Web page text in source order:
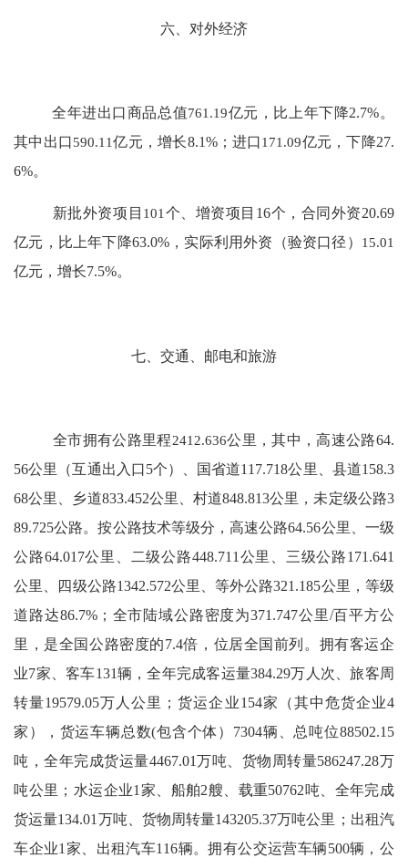
六、对外经济
全年进出口商品总值761.19亿元，比上年下降2.7%。
其中出口590.11亿元，增长8.1%；进口171.09亿元，下降27.
6%。
新批外资项目 101个、增资项目 16个，合同外资20.69
亿元，比上年下降63.0%，实际利用外资（验资口径） 15.01
亿元，增长7.5%。
七、交通、邮电和旅游
全市拥有公路里程2412.636公里，其中，高速公路64.
56公里（互通出入口 5个）、国省道117.718公里、县道158.3
68公里、乡道833.452公里、村道848.813公里，未定级公路3
89.725公路。按公路技术等级分，高速公路64.56公里、一级
公路64.017公里、二级公路448.711公里、三级公路171.641
公里、四级公路1342.572公里、等外公路321.185公里，等级
道路达86.7%；全市陆域公路密度为371.747公里/百平方公
里，是全国公路密度的7.4倍，位居全国前列。拥有客运企
业7家、客车131辆，全年完成客运量384.29万人次、旅客周
转量19579.05万人公里；货运企业154家（其中危货企业4
家），货运车辆总数(包含个体） 7304辆、总吨位88502.15
吨，全年完成货运量4467.01万吨、货物周转量586247.28万
吨公里；水运企业1家、船舶2艘、载重50762吨、全年完成
货运量134.01 万吨、货物周转量143205.37万吨公里；出租汽
车企业1家、出租汽车116辆。拥有公交运营车辆500辆，公